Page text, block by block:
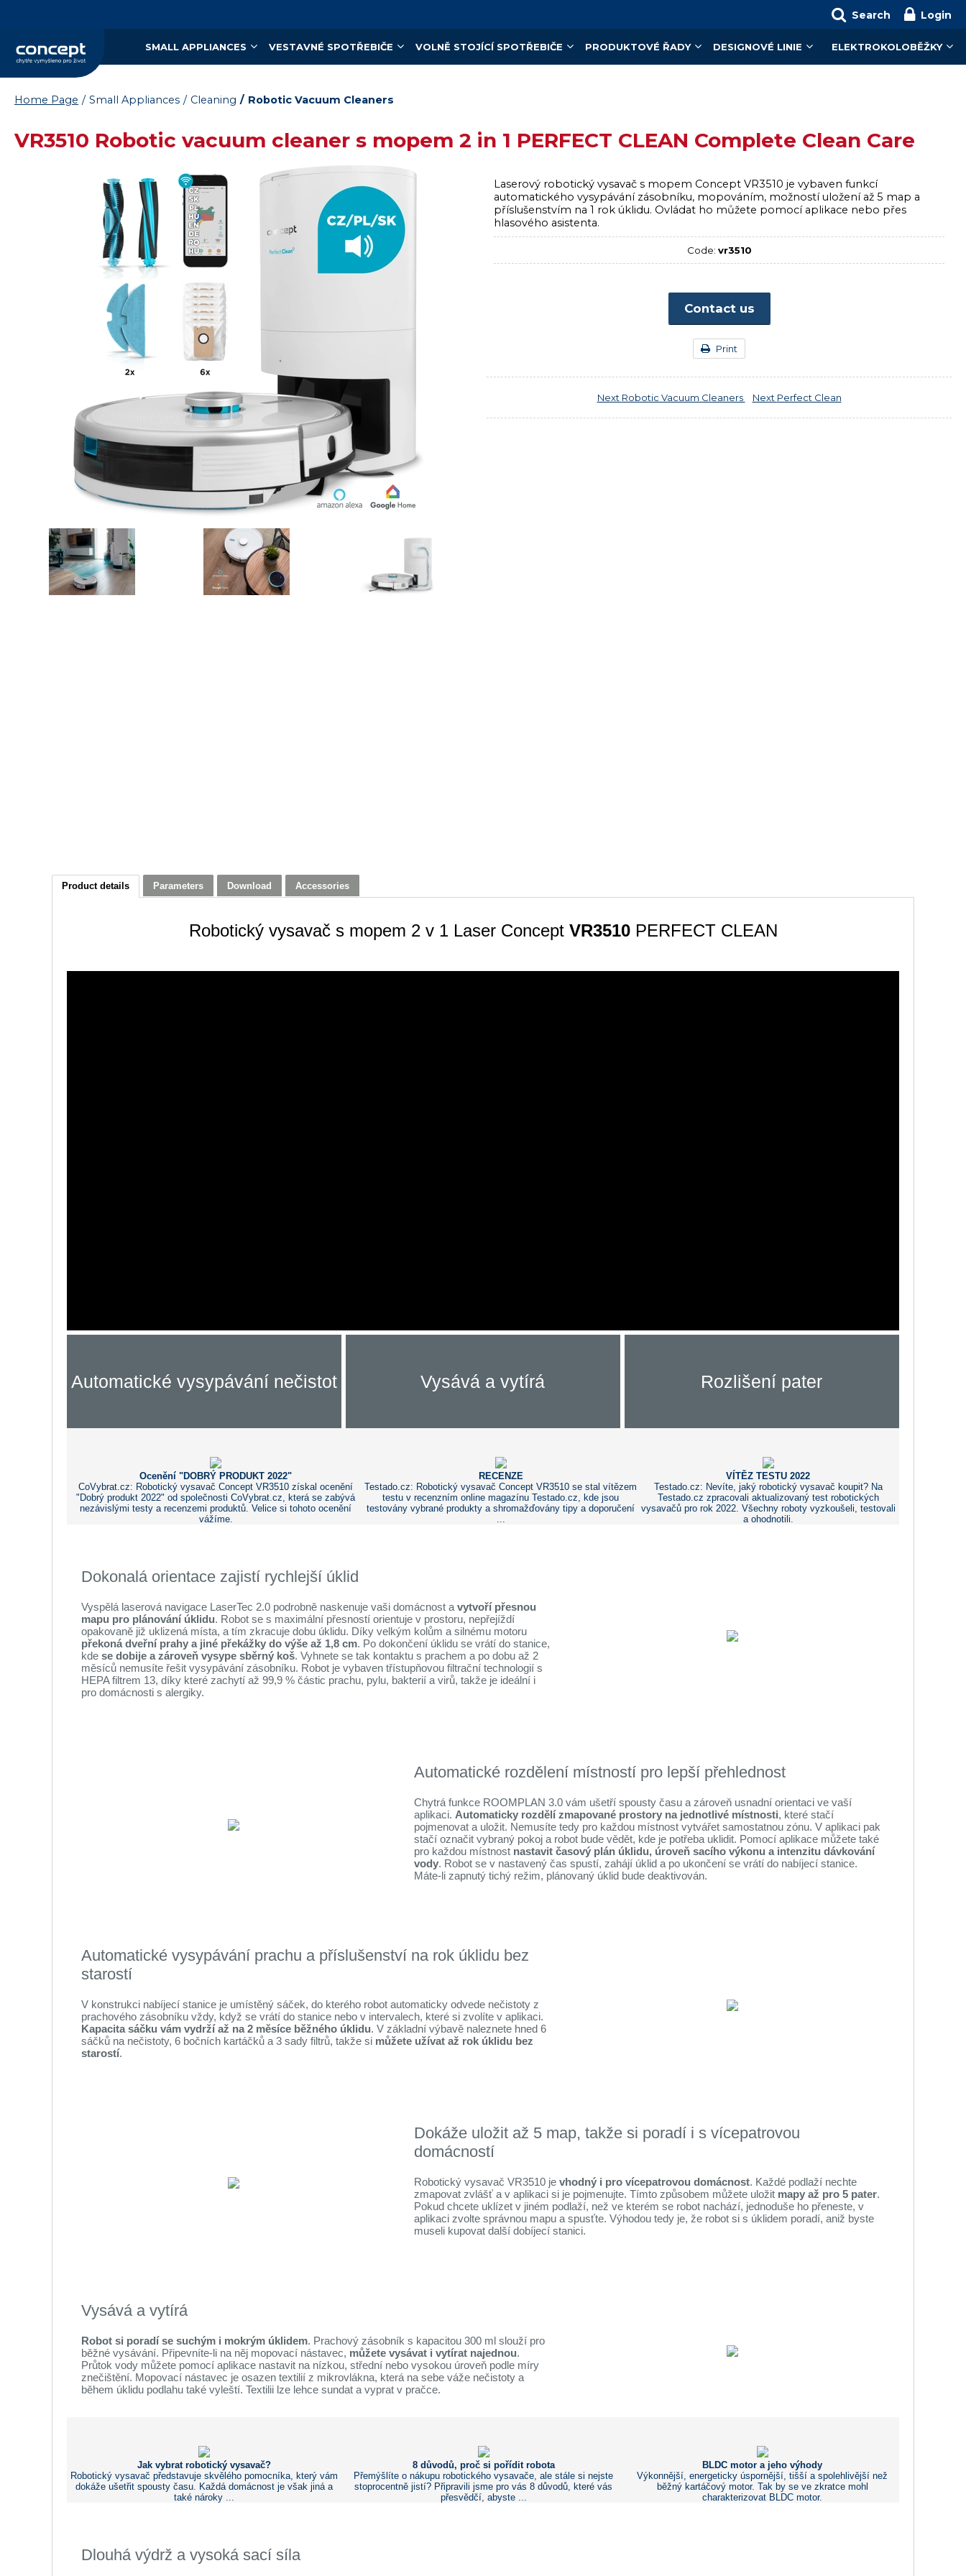
Login
Search
ELEKTROKOLOBĚŽKY
DESIGNOVÉ LINIE
PRODUKTOVÉ ŘADY
VOLNĚ STOJÍCÍ SPOTŘEBIČE
VESTAVNÉ SPOTŘEBIČE
SMALL APPLIANCES
Home Page Small Appliances Cleaning Robotic Vacuum Cleaners
VR3510 Robotic vacuum cleaner s mopem 2 in 1 PERFECT CLEAN Complete Clean Care
Laserový robotický vysavač s mopem Concept VR3510 je vybaven funkcí
automatického vysypávání zásobníku, mopováním, možností uložení až 5 map a
příslušenstvím na 1 rok úklidu. Ovládat ho můžete pomocí aplikace nebo přes
hlasového asistenta.
Code: vr3510
Contact us
Print
Next Robotic Vacuum Cleaners Next Perfect Clean
Product details Parameters Download Accessories
Robotický vysavač s mopem 2 v 1 Laser Concept VR3510 PERFECT CLEAN
Automatické vysypávání nečistot Vysává a vytírá Rozlišení pater
Ocenění "DOBRÝ PRODUKT 2022"
CoVybrat.cz: Robotický vysavač Concept VR3510 získal ocenění
"Dobrý produkt 2022" od společnosti CoVybrat.cz, která se zabývá
nezávislými testy a recenzemi produktů. Velice si tohoto ocenění
vážíme.
RECENZE
Testado.cz: Robotický vysavač Concept VR3510 se stal vítězem
testu v recenzním online magazínu Testado.cz, kde jsou
testovány vybrané produkty a shromažďovány tipy a doporučení
...
VÍTĚZ TESTU 2022
Testado.cz: Nevíte, jaký robotický vysavač koupit? Na
Testado.cz zpracovali aktualizovaný test robotických
vysavačů pro rok 2022. Všechny roboty vyzkoušeli, testovali
a ohodnotili.
Dokonalá orientace zajistí rychlejší úklid
Vyspělá laserová navigace LaserTec 2.0 podrobně naskenuje vaši domácnost avytvoří přesnou
mapu pro plánování úklidu. Robot se s maximální přesností orientuje v prostoru, nepřejíždí
opakovaně již uklizená místa, a tím zkracuje dobu úklidu. Díky velkým kolům a silnému motoru
překoná dveřní prahy a jiné překážky do výše až 1,8 cm. Po dokončení úklidu se vrátí do stanice,
kde se dobije a zároveň vysype sběrný koš. Vyhnete se tak kontaktu s prachem a po dobu až 2
měsíců nemusíte řešit vysypávání zásobníku. Robot je vybaven třístupňovou filtrační technologií s
HEPA filtrem 13, díky které zachytí až 99,9 % částic prachu, pylu, bakterií a virů, takže je ideální i
pro domácnosti s alergiky.
Automatické rozdělení místností pro lepší přehlednost
Chytrá funkce ROOMPLAN 3.0 vám ušetří spousty času a zároveň usnadní orientaci ve vaší
aplikaci.Automaticky rozdělí zmapované prostory na jednotlivé místnosti, které stačí
pojmenovat a uložit. Nemusíte tedy pro každou místnost vytvářet samostatnou zónu. V aplikaci pak
stačí označit vybraný pokoj a robot bude vědět, kde je potřeba uklidit. Pomocí aplikace můžete také
pro každou místnost nastavit časový plán úklidu, úroveň sacího výkonu a intenzitu dávkování
vody. Robot se v nastavený čas spustí, zahájí úklid a po ukončení se vrátí do nabíjecí stanice.
Máte-li zapnutý tichý režim, plánovaný úklid bude deaktivován.
Automatické vysypávání prachu a příslušenství na rok úklidu bez
starostí
V konstrukci nabíjecí stanice je umístěný sáček, do kterého robot automaticky odvede nečistoty z
prachového zásobníku vždy, když se vrátí do stanice nebo v intervalech, které si zvolíte v aplikaci.
Kapacita sáčku vám vydrží až na 2 měsíce běžného úklidu. V základní výbavě naleznete hned 6
sáčků na nečistoty, 6 bočních kartáčků a 3 sady filtrů, takže si můžete užívat až rok úklidu bez
starostí.
Dokáže uložit až 5 map, takže si poradí i s vícepatrovou
domácností
Robotický vysavač VR3510 jevhodný i pro vícepatrovou domácnost. Každé podlaží nechte
zmapovat zvlášť a v aplikaci si je pojmenujte. Tímto způsobem můžete uložit mapy až pro 5 pater.
Pokud chcete uklízet v jiném podlaží, než ve kterém se robot nachází, jednoduše ho přeneste, v
aplikaci zvolte správnou mapu a spusťte. Výhodou tedy je, že robot si s úklidem poradí, aniž byste
museli kupovat další dobíjecí stanici.
Vysává a vytírá
Robot si poradí se suchým i mokrým úklidem. Prachový zásobník s kapacitou 300 ml slouží pro
běžné vysávání. Připevníte-li na něj mopovací nástavec, můžete vysávat i vytírat najednou.
Průtok vody můžete pomocí aplikace nastavit na nízkou, střední nebo vysokou úroveň podle míry
znečištění. Mopovací nástavec je osazen textilií z mikrovlákna, která na sebe váže nečistoty a
během úklidu podlahu také vyleští. Textilii lze lehce sundat a vyprat v pračce.
Jak vybrat robotický vysavač?
Robotický vysavač představuje skvělého pomocníka, který vám
dokáže ušetřit spousty času. Každá domácnost je však jiná a
také nároky ...
8 důvodů, proč si pořídit robota
Přemýšlíte o nákupu robotického vysavače, ale stále si nejste
stoprocentně jistí? Připravili jsme pro vás 8 důvodů, které vás
přesvědčí, abyste ...
BLDC motor a jeho výhody
Výkonnější, energeticky úspornější, tišší a spolehlivější než
běžný kartáčový motor. Tak by se ve zkratce mohl
charakterizovat BLDC motor.
Dlouhá výdrž a vysoká sací síla